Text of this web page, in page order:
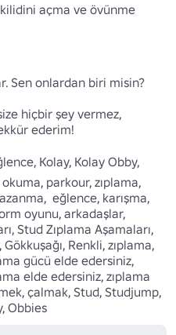
açma ve övünme
Sen onlardan biri misin?
hiçbir şey vermez,
ederim!
Kolay, Kolay Obby,
parkour, zıplama,
eğlence, karışma,
oyunu, arkadaşlar,
Stud Zıplama Aşamaları,
Renkli, zıplama,
gücü elde edersiniz,
elde edersiniz, zıplama
çalmak, Stud, Studjump,
Obbies